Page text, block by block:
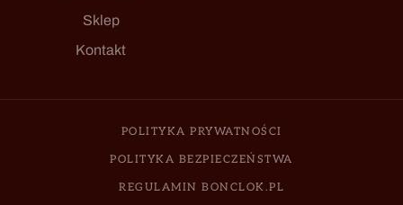
Sklep
Kontakt
POLITYKA PRYWATNOŚCI
POLITYKA BEZPIECZEŃSTWA
REGULAMIN BONCLOK.PL